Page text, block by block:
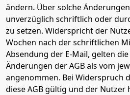
ändern. Über solche
unverzüglich schriftlich oder
zu setzen. Widerspricht der
Wochen nach der schriftlichen
Absendung der E-Mail, gelten
Änderungen der AGB als vom
angenommen. Bei Widerspruch
diese AGB gültig und der Nutzer